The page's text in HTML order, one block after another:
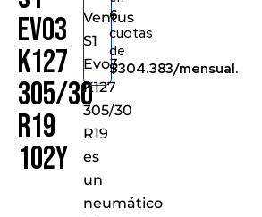
Evo3
K127
305/30
R19
102Y
6
cuotas
de
$304.383/mensual.
Ventus
S1
Evo3
K127
305/30
R19
es
un
neumático